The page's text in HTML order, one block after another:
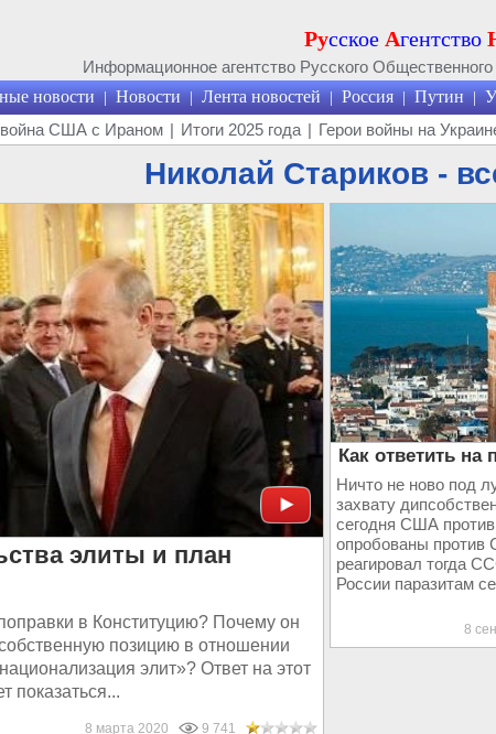
Русское Агентство
Информационное агентство Русского
новости | Новости | Лента новостей | Россия | Путин |
война США с Ираном | Итоги 2025 года | Герои войны на
Николай Стариков -
элиты и план
в Конституцию? Почему он
позицию в отношении
элит»? Ответ на этот
показаться...
8 марта 2020 9 741
Как ответить
Ничто не ново под
захвату
сегодня США
опробованы против
реагировал тогда
России паразитам
8